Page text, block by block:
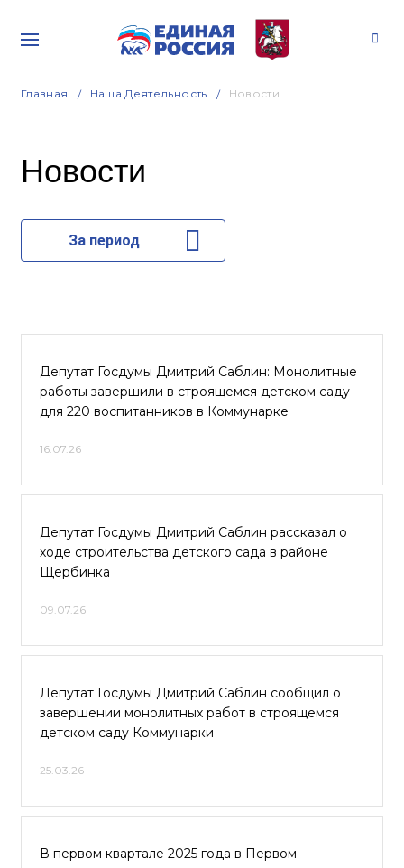
Главная Наша Деятельность Новости
Новости
За период
Депутат Госдумы Дмитрий Саблин: Монолитные
работы завершили в строящемся детском саду
для 220 воспитанников в Коммунарке
16.07.26
Депутат Госдумы Дмитрий Саблин рассказал о
ходе строительства детского сада в районе
Щербинка
09.07.26
Депутат Госдумы Дмитрий Саблин сообщил о
завершении монолитных работ в строящемся
детском саду Коммунарки
25.03.26
В первом квартале 2025 года в Первом